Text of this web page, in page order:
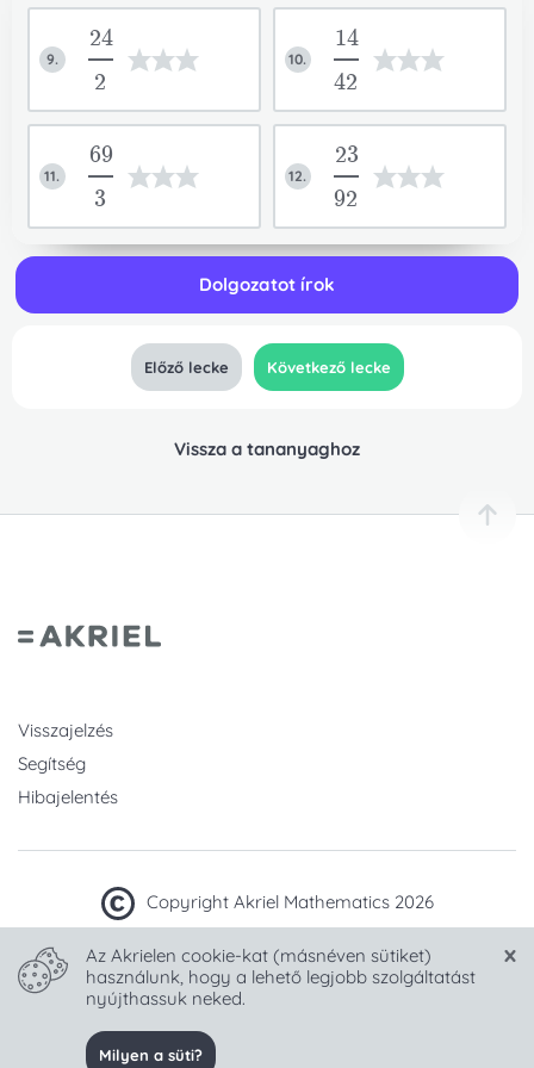
9.
24
2
10.
14
42
11.
69
3
12.
23
92
Dolgozatot írok
Előző lecke Következő lecke
Vissza a tananyaghoz
Visszajelzés
Segítség
Hibajelentés
Copyright Akriel Mathematics 2026
Készült sok -tel Magyarországon.
Nyelv választása:
Az Akrielen cookie-kat (másnéven sütiket)
használunk, hogy a lehető legjobb szolgáltatást
nyújthassuk neked.
Milyen a süti?